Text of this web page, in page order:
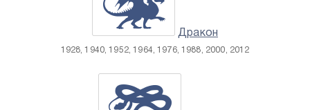
Дракон
1928, 1940, 1952, 1964, 1976, 1988, 2000, 2012